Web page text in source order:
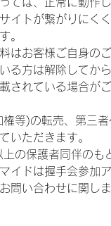
イトが繋がりにく
。
はお客様ご自身の
る方は解除してか
されている場合が
等)の転売、第三
いただきます。
の保護者同伴のも
イドは握手会参加
問い合わせに関し